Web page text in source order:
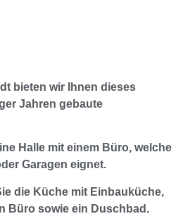
bieten wir Ihnen dieses
Jahren gebaute
Halle mit einem Büro, welche
Garagen eignet.
die Küche mit Einbauküche,
Büro sowie ein Duschbad.